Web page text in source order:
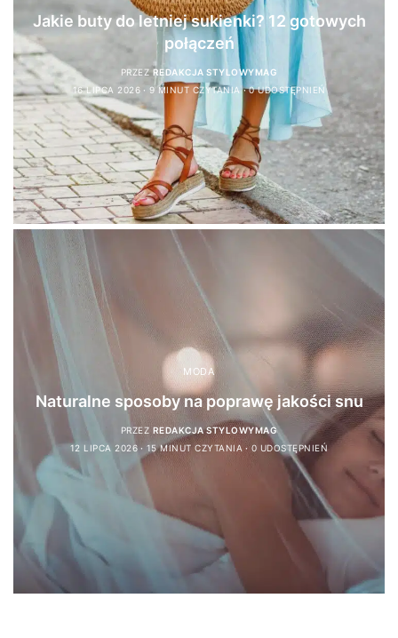
Jakie buty do letniej sukienki? 12 gotowych
połączeń
PRZEZ REDAKCJA STYLOWYMAG
16 LIPCA 2026
9 MINUT CZYTANIA 0 UDOSTĘPNIEŃ
MODA
Naturalne sposoby na poprawę jakości snu
PRZEZ REDAKCJA STYLOWYMAG
12 LIPCA 2026
15 MINUT CZYTANIA 0 UDOSTĘPNIEŃ